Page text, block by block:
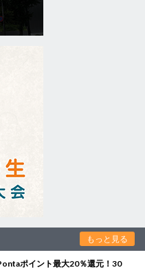
もっと見る
ポイント最大20％還元！30